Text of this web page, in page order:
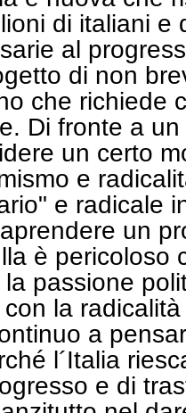
di italiani e
al
di non
che richiede
Di fronte a
un certo
e
e radicale
un
è pericoloso
passione
la
a
l´Italia
e di